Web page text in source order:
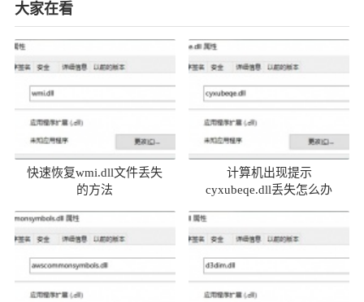
大家在看
快速恢复wmi.dll文件丢失
的方法
计算机出现提示
cyxubeqe.dll丢失怎么办